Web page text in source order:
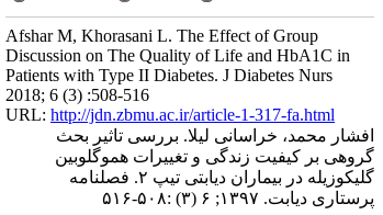
Afshar M, Khorasani L. The Effect of Group
Discussion on The Quality of Life and HbA1C in
Patients with Type II Diabetes. J Diabetes Nurs
2018; 6 (3) :508-516
URL: http://jdn.zbmu.ac.ir/article-1-317-fa.html
افشار محمد، خراسانی لیلا. بررسی تاثیر بحث
گروهی بر کیفیت زندگی و تغییرات هموگلوبین
گلیکوزیله در بیماران دیابتی تیپ ۲. فصلنامه
پرستاری دیابت. ۱۳۹۷; ۶ (۳) :۵۰۸-۵۱۶